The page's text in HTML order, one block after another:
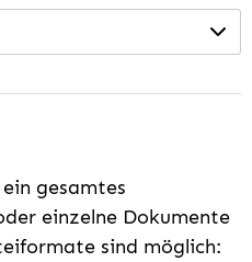
gesamtes
einzelne Dokumente
sind möglich: